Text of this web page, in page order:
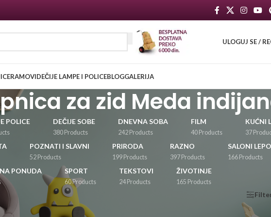
ULOGUJ SE /
RAMOVIDEČIJE LAMPE I POLICEBLOGGALERIJA
za zid Meda
POLICE DEČIJE SOBE
380 Products
DNEVNA SOBA
242 Products
FILM
40 Products
KUĆNI
37
POZNATI I SLAVNI
52 Products
PRIRODA
199 Products
RAZNO
397 Products
SALONI
166 Products
PONUDA SPORT
60 Products
TEKSTOVI
24 Products
ŽIVOTINJE
165 Products